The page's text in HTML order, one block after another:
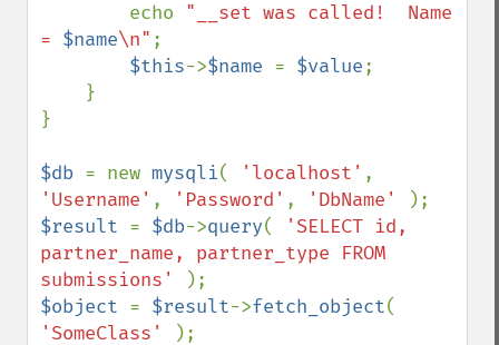
        echo
"__set was called!  Name
= $name\n" ;
$this->$name = $value;
}
$db = new mysqli( 'localhost'
'Username' , 'Password' , 'DbName'
$result = $db->query(
'SELECT id,
partner_name, partner_type FROM
submissions'
$object = $result->fetch_object
'SomeClass'
);